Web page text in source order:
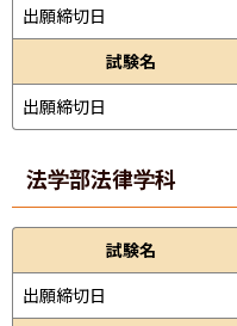
出願締切日
試験名
出願締切日
法学部法律学科
試験名
出願締切日